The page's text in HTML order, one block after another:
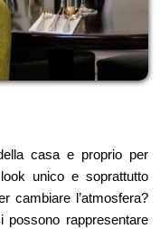
casa e proprio per
unico e soprattutto
cambiare l’atmosfera?
rappresentare